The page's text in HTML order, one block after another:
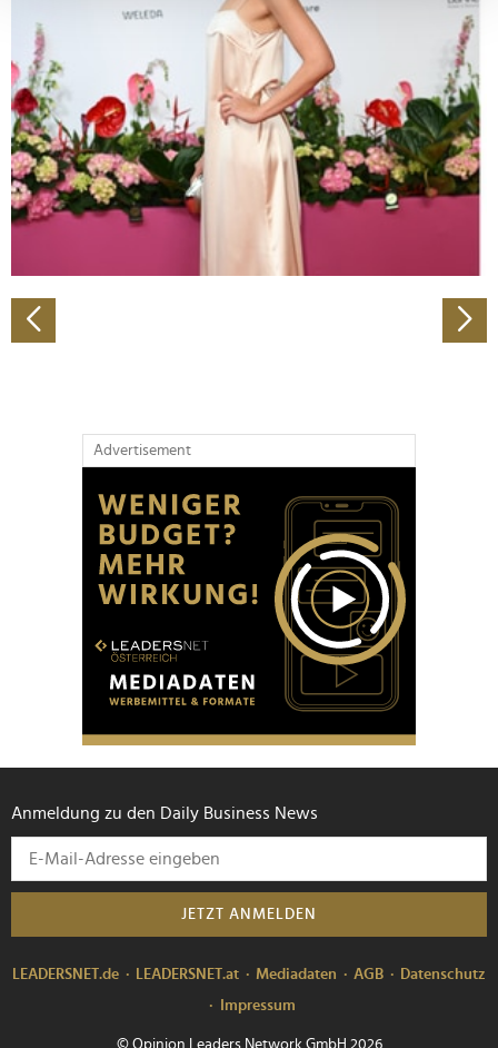
verarbeitet werden, und legen Sie Ihre Präferenzen im
Abschnitt Einzelheitenfest.
Wir verwenden Cookies, um Inhalte und Anzeigen zu
personalisieren, Funktionen für soziale Medien anbieten
zu können und die Zugriffe auf unsere Website zu
analysieren. Außerdem geben wir Informationen zu Ihrer
Verwendung unserer Website an unsere Partner für
soziale Medien, Werbung und Analysen weiter. Unsere
Partner führen diese Informationen möglicherweise mit
haben oder die sie im Rahmen Ihrer Nutzung der Dienste
gesammelt haben.
Advertisement
Anmeldung zu den Daily Business News
JETZT ANMELDEN
LEADERSNET.de LEADERSNET.at Mediadaten AGB
Datenschutz
Impressum